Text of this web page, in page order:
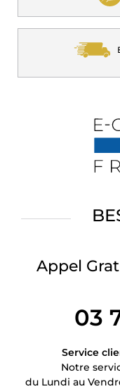
Appel
03
Service
Notre
du Lundi au